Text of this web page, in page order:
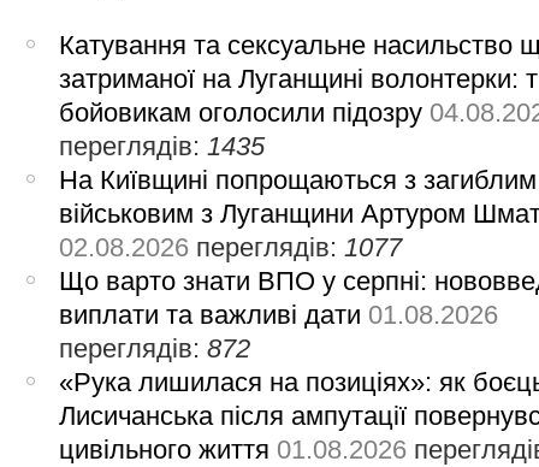
Катування та сексуальне насильство
затриманої на Луганщині волонтерки:
бойовикам оголосили підозру
переглядів: 1435
На Київщині попрощаються з загиблим
військовим з Луганщини Артуром
02.08.2026 переглядів: 1077
Що варто знати ВПО у серпні:
виплати та важливі дати 01.08.2026
переглядів:872
«Рука лишилася на позиціях»: як
Лисичанська після ампутації
цивільного життя 01.08.2026